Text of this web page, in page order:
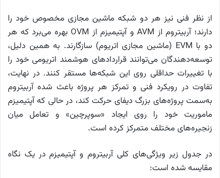
از نظر فنی نیز هر دو شبکه ماشین مجازی مخصوص خود را
دارند؛ آربیتروم از AVM و آپتیمیزم از OVM بهره می‌برد که هر
دو با EVM (ماشین مجازی اتریوم) سازگارند. به همین دلیل،
توسعه‌دهندگان می‌توانند قراردادهای هوشمند اتریومی خود را
با تغییرات حداقلی روی این شبکه‌ها مستقر کنند. در نهایت،
تفاوت در رویکرد فنی و تمرکز هر پروژه باعث شده آربیتروم
به‌سمت پروژه‌های بزرگ دیفای حرکت کند، در حالی که آپتیمیزم
ماموریت خود را روی ایجاد «سوپرچین» و تعامل میان
زنجیره‌های مختلف متمرکز کرده است.
در جدول زیر ویژگی‌های کلی آربیتروم و آپتیمیزم در یک نگاه
مقایسه شده است: